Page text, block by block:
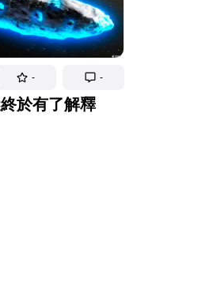
- -
於有了解釋